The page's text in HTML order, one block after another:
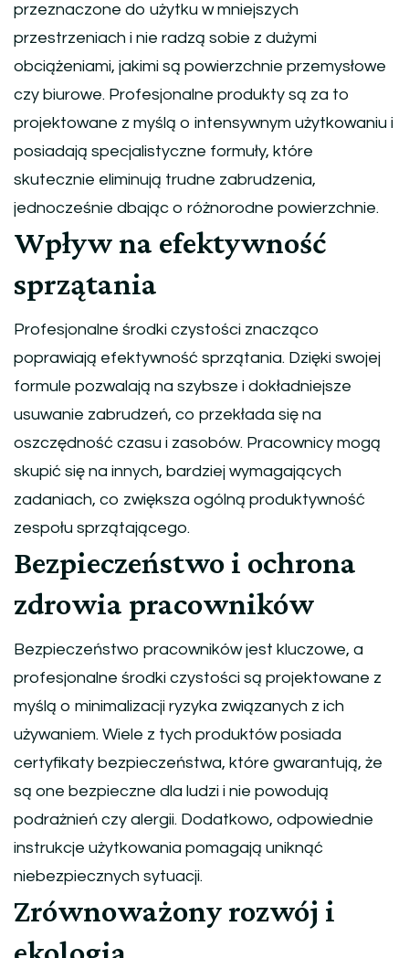
przeznaczone do użytku w mniejszych
przestrzeniach i nie radzą sobie z dużymi
obciążeniami, jakimi są powierzchnie przemysłowe
czy biurowe. Profesjonalne produkty są za to
projektowane z myślą o intensywnym użytkowaniu i
posiadają specjalistyczne formuły, które
skutecznie eliminują trudne zabrudzenia,
jednocześnie dbając o różnorodne powierzchnie.
Wpływ na efektywność
sprzątania
Profesjonalne środki czystości znacząco
poprawiają efektywność sprzątania. Dzięki swojej
formule pozwalają na szybsze i dokładniejsze
usuwanie zabrudzeń, co przekłada się na
oszczędność czasu i zasobów. Pracownicy mogą
skupić się na innych, bardziej wymagających
zadaniach, co zwiększa ogólną produktywność
zespołu sprzątającego.
Bezpieczeństwo i ochrona
zdrowia pracowników
Bezpieczeństwo pracowników jest kluczowe, a
profesjonalne środki czystości są projektowane z
myślą o minimalizacji ryzyka związanych z ich
używaniem. Wiele z tych produktów posiada
certyfikaty bezpieczeństwa, które gwarantują, że
są one bezpieczne dla ludzi i nie powodują
podrażnień czy alergii. Dodatkowo, odpowiednie
instrukcje użytkowania pomagają uniknąć
niebezpiecznych sytuacji.
Zrównoważony rozwój i